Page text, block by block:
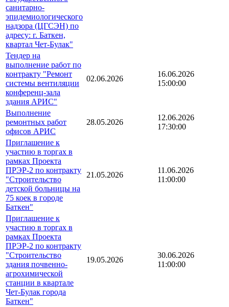
санитарно-
эпидемиологического
надзора (ЦГСЭН) по
адресу: г. Баткен,
квартал Чет-Булак"
Тендер на
выполнение работ по
контракту "Ремонт
системы вентиляции
конференц-зала
здания АРИС"
02.06.2026
16.06.2026
15:00:00
Выполнение
ремонтных работ
офисов АРИС
28.05.2026
12.06.2026
17:30:00
Приглашение к
участию в торгах в
рамках Проекта
ПРЭР-2 по контракту
"Строительство
детской больницы на
75 коек в городе
Баткен"
21.05.2026
11.06.2026
11:00:00
Приглашение к
участию в торгах в
рамках Проекта
ПРЭР-2 по контракту
"Строительство
здания почвенно-
агрохимической
станции в квартале
Чет-Булак города
Баткен"
19.05.2026
30.06.2026
11:00:00